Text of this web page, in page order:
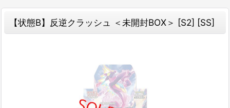
【状態B】反逆クラッシュ ＜未開封BOX＞ [S2] [SS]